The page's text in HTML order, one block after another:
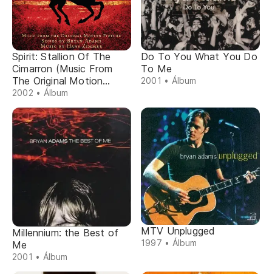
Spirit: Stallion Of The
Cimarron (Music From
The Original Motion
Picture)
2002 • Álbum
Do To You What You Do
To Me
2001 • Álbum
Millennium: the Best of
Me
2001 • Álbum
MTV Unplugged
1997 • Álbum